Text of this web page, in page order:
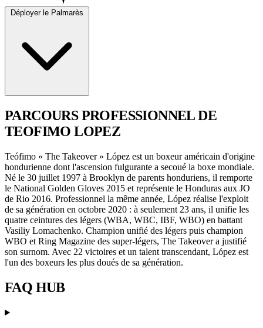
Déployer le Palmarès
PARCOURS PROFESSIONNELDE
TEOFIMO LOPEZ
Teófimo « The Takeover » López est un boxeur américain d'origine
hondurienne dont l'ascension fulgurante a secoué la boxe mondiale.
Né le 30 juillet 1997 à Brooklyn de parents honduriens, il remporte
le National Golden Gloves 2015 et représente le Honduras aux JO
de Rio 2016. Professionnel la même année, López réalise l'exploit
de sa génération en octobre 2020 : à seulement 23 ans, il unifie les
quatre ceintures des légers (WBA, WBC, IBF, WBO) en battant
Vasiliy Lomachenko. Champion unifié des légers puis champion
WBO et Ring Magazine des super-légers, The Takeover a justifié
son surnom. Avec 22 victoires et un talent transcendant, López est
l'un des boxeurs les plus doués de sa génération.
FAQ HUB